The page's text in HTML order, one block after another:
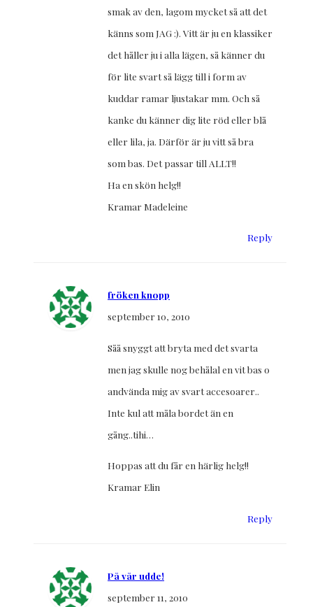
smak av den, lagom mycket så att det
känns som JAG :). Vitt är ju en klassiker
det håller ju i alla lägen, så känner du
för lite svart så lägg till i form av
kuddar ramar ljustakar mm. Och så
kanke du känner dig lite röd eller blå
eller lila, ja. Därför är ju vitt så bra
som bas. Det passar till ALLT!!
Ha en skön helg!!
Kramar Madeleine
Reply
fröken knopp
september 10, 2010
Såå snyggt att bryta med det svarta
men jag skulle nog behålal en vit bas o
andvända mig av svart accesoarer..
Inte kul att måla bordet än en
gång..tihi…
Hoppas att du får en härlig helg!!
Kramar Elin
Reply
På vår udde!
september 11, 2010